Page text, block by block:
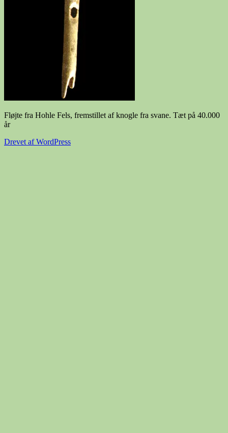
Fløjte fra Hohle Fels, fremstillet af knogle fra svane. Tæt på 40.000
år
Drevet af WordPress